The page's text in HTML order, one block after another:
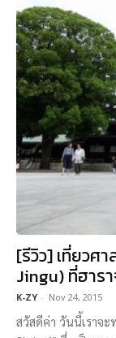
[รีวิว] เที่ยวศ
Jingu) ที่ฮารา
K-ZY - Nov 24, 2015
สวัสดีค่า วันนี้เราจะ